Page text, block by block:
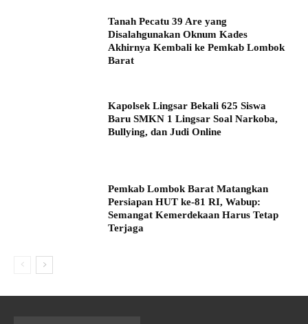
Tanah Pecatu 39 Are yang
Disalahgunakan Oknum Kades
Akhirnya Kembali ke Pemkab Lombok
Barat
Kapolsek Lingsar Bekali 625 Siswa
Baru SMKN 1 Lingsar Soal Narkoba,
Bullying, dan Judi Online
Pemkab Lombok Barat Matangkan
Persiapan HUT ke-81 RI, Wabup:
Semangat Kemerdekaan Harus Tetap
Terjaga